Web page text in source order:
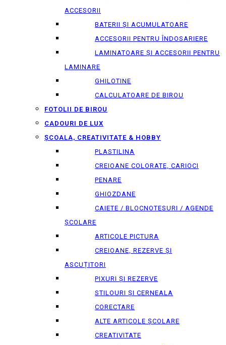
ACCESORII
BATERII ȘI ACUMULATOARE
ACCESORII PENTRU ÎNDOSARIERE
LAMINATOARE ȘI ACCESORII PENTRU
LAMINARE
GHILOTINE
CALCULATOARE DE BIROU
FOTOLII DE BIROU
CADOURI DE LUX
ȘCOALA, CREATIVITATE & HOBBY
PLASTILINA
CREIOANE COLORATE, CARIOCI
PENARE
GHIOZDANE
CAIETE / BLOCNOTESURI / AGENDE
ȘCOLARE
ARTICOLE PICTURA
CREIOANE, REZERVE ȘI
ASCUȚITORI
PIXURI ȘI REZERVE
STILOURI ȘI CERNEALA
CORECTARE
ALTE ARTICOLE ȘCOLARE
CREATIVITATE